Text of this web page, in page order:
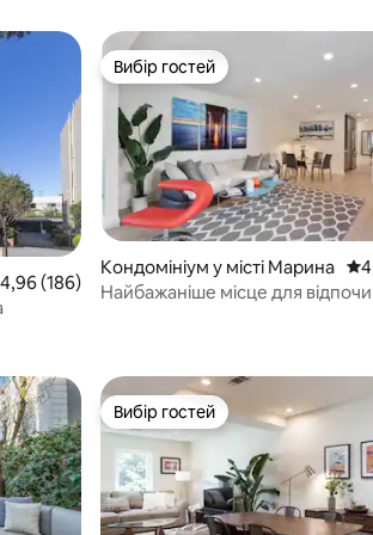
оцінка: 4,96 з 5, відгуки: 186
4,96 (186)
Вибір гостей
Вибір гостей
Кондомініум у місті Марина
Найбажаніше місце для
Вибір гостей
Вибір гостей